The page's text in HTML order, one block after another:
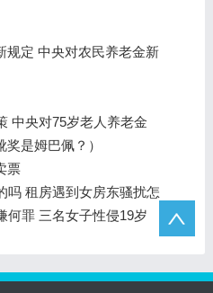
规定 中央对农民养老金新
中央对75岁老人养老金
是姆巴佩？）
票
吗 租房遇到女房东骚扰怎
何罪 三名女子性侵19岁